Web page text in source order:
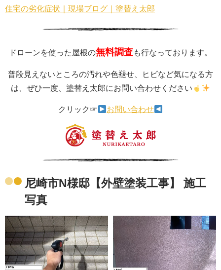
住宅の劣化症状｜現場ブログ｜塗替え太郎
ドローンを使った屋根の無料調査も行なっております。
普段見えないところの汚れや色褪せ、ヒビなど気になる方
は、ぜひ一度、塗替え太郎にお問い合わせください
クリック☞ お問い合わせ
尼崎市N様邸【外壁塗装工事】 施工
写真